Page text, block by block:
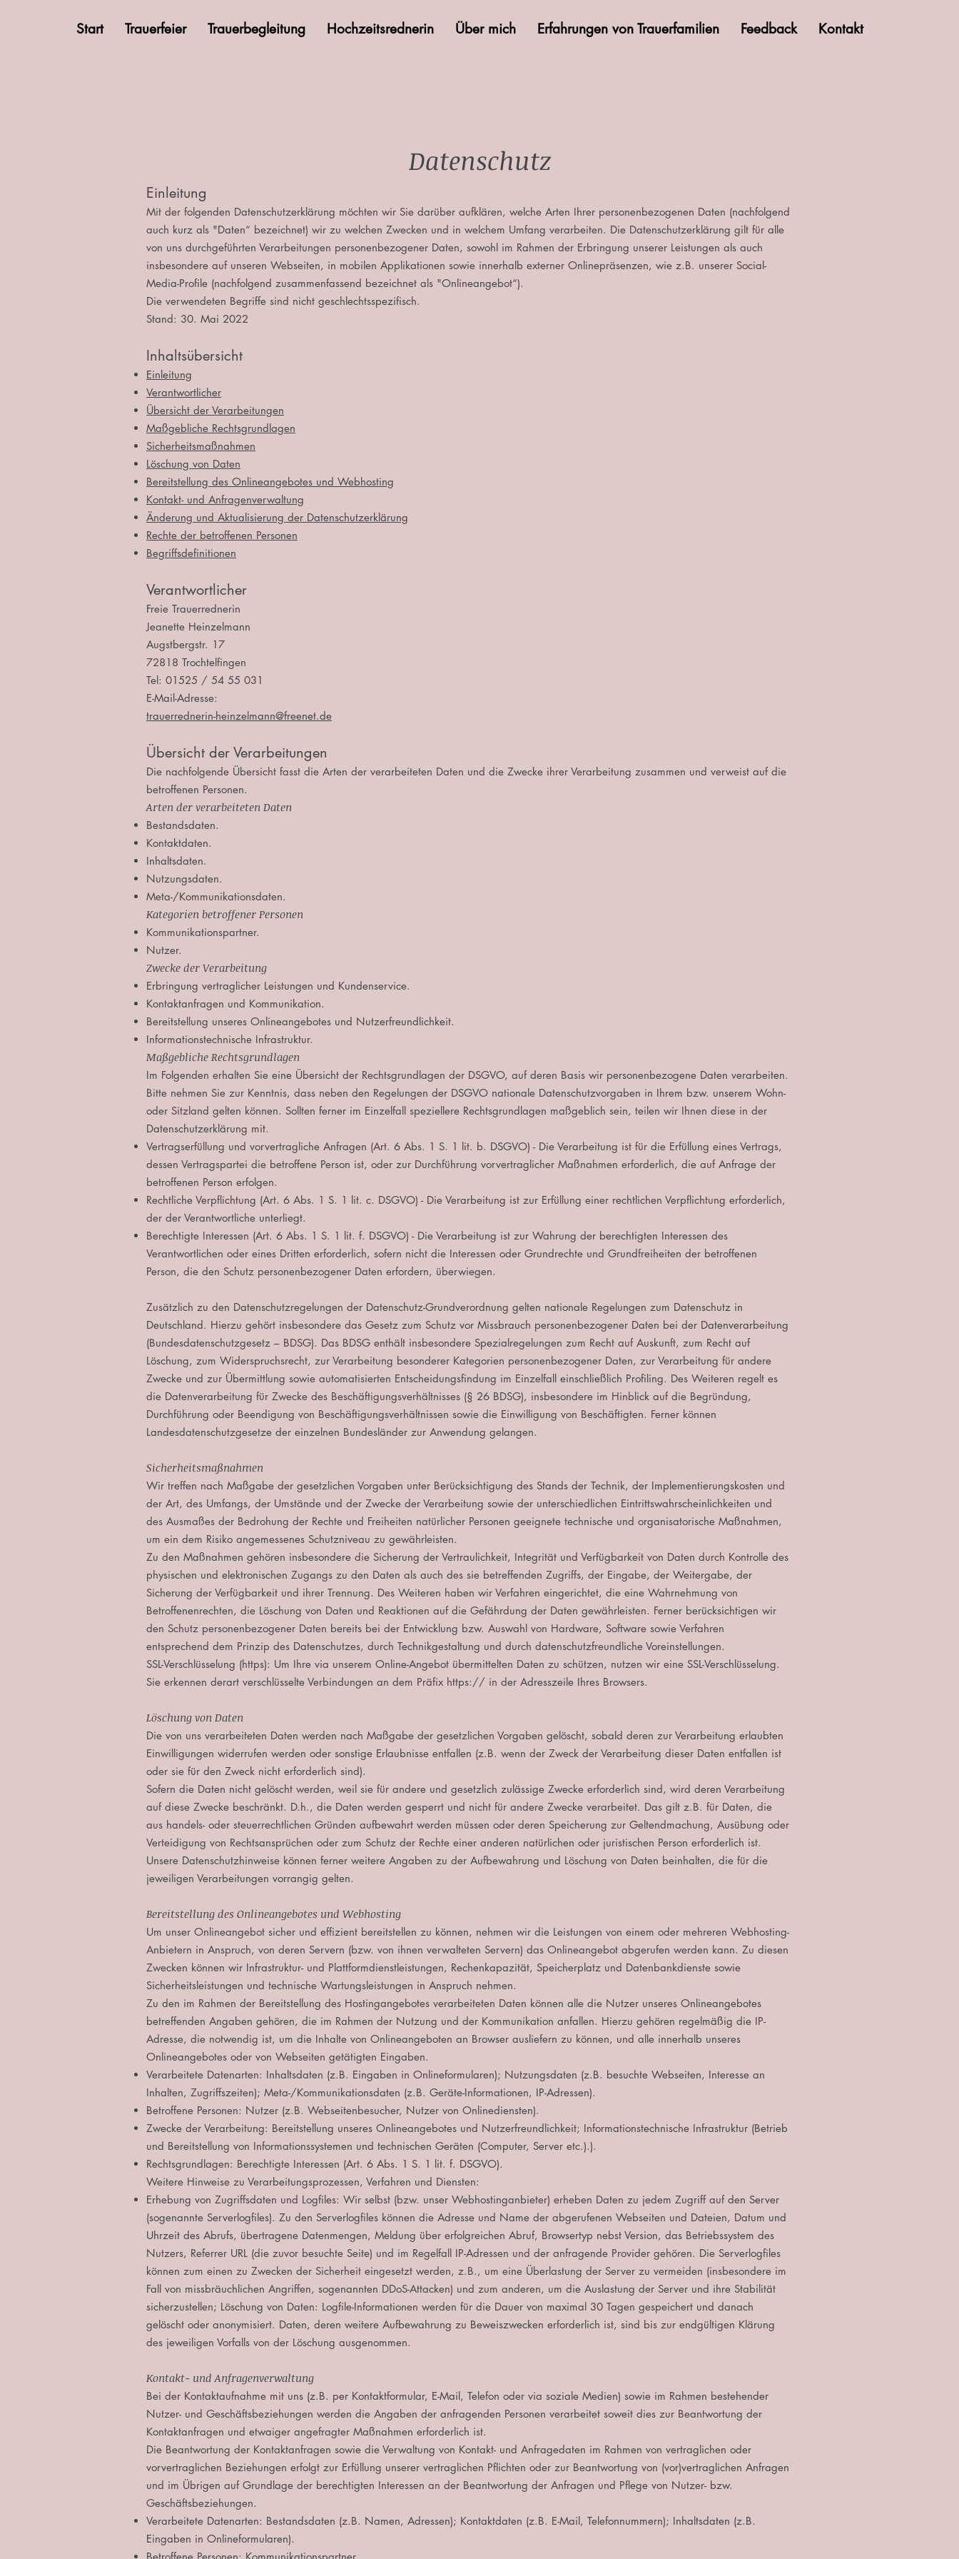
Start Trauerfeier Trauerbegleitung Hochzeitsrednerin Über mich Erfahrungen von Trauerfamilien Feedback Kontakt
Datenschutz
Einleitung
Mit der folgenden Datenschutzerklärung möchten wir Sie darüber aufklären, welche Arten Ihrer personenbezogenen Daten (nachfolgend
auch kurz als "Daten“ bezeichnet) wir zu welchen Zwecken und in welchem Umfang verarbeiten. Die Datenschutzerklärung gilt für alle
von uns durchgeführten Verarbeitungen personenbezogener Daten, sowohl im Rahmen der Erbringung unserer Leistungen als auch
insbesondere auf unseren Webseiten, in mobilen Applikationen sowie innerhalb externer Onlinepräsenzen, wie z.B. unserer Social-
Media-Profile (nachfolgend zusammenfassend bezeichnet als "Onlineangebot“).
Die verwendeten Begriffe sind nicht geschlechtsspezifisch.
Stand: 30. Mai 2022
Inhaltsübersicht
Einleitung
Verantwortlicher
Übersicht der Verarbeitungen
Maßgebliche Rechtsgrundlagen
Sicherheitsmaßnahmen
Löschung von Daten
Bereitstellung des Onlineangebotes und Webhosting
Kontakt- und Anfragenverwaltung
Änderung und Aktualisierung der Datenschutzerklärung
Rechte der betroffenen Personen
Begriffsdefinitionen
Verantwortlicher
Freie Trauerrednerin
Jeanette Heinzelmann
Augstbergstr. 17
72818 Trochtelfingen
Tel: 01525 / 54 55 031
E-Mail-Adresse:
trauerrednerin-heinzelmann@freenet.de
Übersicht der Verarbeitungen
Die nachfolgende Übersicht fasst die Arten der verarbeiteten Daten und die Zwecke ihrer Verarbeitung zusammen und verweist auf die
betroffenen Personen.
Arten der verarbeiteten Daten
Bestandsdaten.
Kontaktdaten.
Inhaltsdaten.
Nutzungsdaten.
Meta-/Kommunikationsdaten.
Kategorien betroffener Personen
Kommunikationspartner.
Nutzer.
Zwecke der Verarbeitung
Erbringung vertraglicher Leistungen und Kundenservice.
Kontaktanfragen und Kommunikation.
Bereitstellung unseres Onlineangebotes und Nutzerfreundlichkeit.
Informationstechnische Infrastruktur.
Maßgebliche Rechtsgrundlagen
Im Folgenden erhalten Sie eine Übersicht der Rechtsgrundlagen der DSGVO, auf deren Basis wir personenbezogene Daten verarbeiten.
Bitte nehmen Sie zur Kenntnis, dass neben den Regelungen der DSGVO nationale Datenschutzvorgaben in Ihrem bzw. unserem Wohn-
oder Sitzland gelten können. Sollten ferner im Einzelfall speziellere Rechtsgrundlagen maßgeblich sein, teilen wir Ihnen diese in der
Datenschutzerklärung mit.
Vertragserfüllung und vorvertragliche Anfragen (Art. 6 Abs. 1 S. 1 lit. b. DSGVO) - Die Verarbeitung ist für die Erfüllung eines Vertrags,
dessen Vertragspartei die betroffene Person ist, oder zur Durchführung vorvertraglicher Maßnahmen erforderlich, die auf Anfrage der
betroffenen Person erfolgen.
Rechtliche Verpflichtung (Art. 6 Abs. 1 S. 1 lit. c. DSGVO) - Die Verarbeitung ist zur Erfüllung einer rechtlichen Verpflichtung erforderlich,
der der Verantwortliche unterliegt.
Berechtigte Interessen (Art. 6 Abs. 1 S. 1 lit. f. DSGVO) - Die Verarbeitung ist zur Wahrung der berechtigten Interessen des
Verantwortlichen oder eines Dritten erforderlich, sofern nicht die Interessen oder Grundrechte und Grundfreiheiten der betroffenen
Person, die den Schutz personenbezogener Daten erfordern, überwiegen.
Zusätzlich zu den Datenschutzregelungen der Datenschutz-Grundverordnung gelten nationale Regelungen zum Datenschutz in
Deutschland. Hierzu gehört insbesondere das Gesetz zum Schutz vor Missbrauch personenbezogener Daten bei der Datenverarbeitung
(Bundesdatenschutzgesetz – BDSG). Das BDSG enthält insbesondere Spezialregelungen zum Recht auf Auskunft, zum Recht auf
Löschung, zum Widerspruchsrecht, zur Verarbeitung besonderer Kategorien personenbezogener Daten, zur Verarbeitung für andere
Zwecke und zur Übermittlung sowie automatisierten Entscheidungsfindung im Einzelfall einschließlich Profiling. Des Weiteren regelt es
die Datenverarbeitung für Zwecke des Beschäftigungsverhältnisses (§ 26 BDSG), insbesondere im Hinblick auf die Begründung,
Durchführung oder Beendigung von Beschäftigungsverhältnissen sowie die Einwilligung von Beschäftigten. Ferner können
Landesdatenschutzgesetze der einzelnen Bundesländer zur Anwendung gelangen.
Sicherheitsmaßnahmen
Wir treffen nach Maßgabe der gesetzlichen Vorgaben unter Berücksichtigung des Stands der Technik, der Implementierungskosten und
der Art, des Umfangs, der Umstände und der Zwecke der Verarbeitung sowie der unterschiedlichen Eintrittswahrscheinlichkeiten und
des Ausmaßes der Bedrohung der Rechte und Freiheiten natürlicher Personen geeignete technische und organisatorische Maßnahmen,
um ein dem Risiko angemessenes Schutzniveau zu gewährleisten.
Zu den Maßnahmen gehören insbesondere die Sicherung der Vertraulichkeit, Integrität und Verfügbarkeit von Daten durch Kontrolle des
physischen und elektronischen Zugangs zu den Daten als auch des sie betreffenden Zugriffs, der Eingabe, der Weitergabe, der
Sicherung der Verfügbarkeit und ihrer Trennung. Des Weiteren haben wir Verfahren eingerichtet, die eine Wahrnehmung von
Betroffenenrechten, die Löschung von Daten und Reaktionen auf die Gefährdung der Daten gewährleisten. Ferner berücksichtigen wir
den Schutz personenbezogener Daten bereits bei der Entwicklung bzw. Auswahl von Hardware, Software sowie Verfahren
entsprechend dem Prinzip des Datenschutzes, durch Technikgestaltung und durch datenschutzfreundliche Voreinstellungen.
SSL-Verschlüsselung (https): Um Ihre via unserem Online-Angebot übermittelten Daten zu schützen, nutzen wir eine SSL-Verschlüsselung.
Sie erkennen derart verschlüsselte Verbindungen an dem Präfix https:// in der Adresszeile Ihres Browsers.
Löschung von Daten
Die von uns verarbeiteten Daten werden nach Maßgabe der gesetzlichen Vorgaben gelöscht, sobald deren zur Verarbeitung erlaubten
Einwilligungen widerrufen werden oder sonstige Erlaubnisse entfallen (z.B. wenn der Zweck der Verarbeitung dieser Daten entfallen ist
oder sie für den Zweck nicht erforderlich sind).
Sofern die Daten nicht gelöscht werden, weil sie für andere und gesetzlich zulässige Zwecke erforderlich sind, wird deren Verarbeitung
auf diese Zwecke beschränkt. D.h., die Daten werden gesperrt und nicht für andere Zwecke verarbeitet. Das gilt z.B. für Daten, die
aus handels- oder steuerrechtlichen Gründen aufbewahrt werden müssen oder deren Speicherung zur Geltendmachung, Ausübung oder
Verteidigung von Rechtsansprüchen oder zum Schutz der Rechte einer anderen natürlichen oder juristischen Person erforderlich ist.
Unsere Datenschutzhinweise können ferner weitere Angaben zu der Aufbewahrung und Löschung von Daten beinhalten, die für die
jeweiligen Verarbeitungen vorrangig gelten.
Bereitstellung des Onlineangebotes und Webhosting
Um unser Onlineangebot sicher und effizient bereitstellen zu können, nehmen wir die Leistungen von einem oder mehreren Webhosting-
Anbietern in Anspruch, von deren Servern (bzw. von ihnen verwalteten Servern) das Onlineangebot abgerufen werden kann. Zu diesen
Zwecken können wir Infrastruktur- und Plattformdienstleistungen, Rechenkapazität, Speicherplatz und Datenbankdienste sowie
Sicherheitsleistungen und technische Wartungsleistungen in Anspruch nehmen.
Zu den im Rahmen der Bereitstellung des Hostingangebotes verarbeiteten Daten können alle die Nutzer unseres Onlineangebotes
betreffenden Angaben gehören, die im Rahmen der Nutzung und der Kommunikation anfallen. Hierzu gehören regelmäßig die IP-
Adresse, die notwendig ist, um die Inhalte von Onlineangeboten an Browser ausliefern zu können, und alle innerhalb unseres
Onlineangebotes oder von Webseiten getätigten Eingaben.
Verarbeitete Datenarten: Inhaltsdaten (z.B. Eingaben in Onlineformularen); Nutzungsdaten (z.B. besuchte Webseiten, Interesse an
Inhalten, Zugriffszeiten); Meta-/Kommunikationsdaten (z.B. Geräte-Informationen, IP-Adressen).
Betroffene Personen: Nutzer (z.B. Webseitenbesucher, Nutzer von Onlinediensten).
Zwecke der Verarbeitung: Bereitstellung unseres Onlineangebotes und Nutzerfreundlichkeit; Informationstechnische Infrastruktur (Betrieb
und Bereitstellung von Informationssystemen und technischen Geräten (Computer, Server etc.).).
Rechtsgrundlagen: Berechtigte Interessen (Art. 6 Abs. 1 S. 1 lit. f. DSGVO).
Weitere Hinweise zu Verarbeitungsprozessen, Verfahren und Diensten:
Erhebung von Zugriffsdaten und Logfiles: Wir selbst (bzw. unser Webhostinganbieter) erheben Daten zu jedem Zugriff auf den Server
(sogenannte Serverlogfiles). Zu den Serverlogfiles können die Adresse und Name der abgerufenen Webseiten und Dateien, Datum und
Uhrzeit des Abrufs, übertragene Datenmengen, Meldung über erfolgreichen Abruf, Browsertyp nebst Version, das Betriebssystem des
Nutzers, Referrer URL (die zuvor besuchte Seite) und im Regelfall IP-Adressen und der anfragende Provider gehören. Die Serverlogfiles
können zum einen zu Zwecken der Sicherheit eingesetzt werden, z.B., um eine Überlastung der Server zu vermeiden (insbesondere im
Fall von missbräuchlichen Angriffen, sogenannten DDoS-Attacken) und zum anderen, um die Auslastung der Server und ihre Stabilität
sicherzustellen; Löschung von Daten: Logfile-Informationen werden für die Dauer von maximal 30 Tagen gespeichert und danach
gelöscht oder anonymisiert. Daten, deren weitere Aufbewahrung zu Beweiszwecken erforderlich ist, sind bis zur endgültigen Klärung
des jeweiligen Vorfalls von der Löschung ausgenommen.
Kontakt- und Anfragenverwaltung
Bei der Kontaktaufnahme mit uns (z.B. per Kontaktformular, E-Mail, Telefon oder via soziale Medien) sowie im Rahmen bestehender
Nutzer- und Geschäftsbeziehungen werden die Angaben der anfragenden Personen verarbeitet soweit dies zur Beantwortung der
Kontaktanfragen und etwaiger angefragter Maßnahmen erforderlich ist.
Die Beantwortung der Kontaktanfragen sowie die Verwaltung von Kontakt- und Anfragedaten im Rahmen von vertraglichen oder
vorvertraglichen Beziehungen erfolgt zur Erfüllung unserer vertraglichen Pflichten oder zur Beantwortung von (vor)vertraglichen Anfragen
und im Übrigen auf Grundlage der berechtigten Interessen an der Beantwortung der Anfragen und Pflege von Nutzer- bzw.
Geschäftsbeziehungen.
Verarbeitete Datenarten: Bestandsdaten (z.B. Namen, Adressen); Kontaktdaten (z.B. E-Mail, Telefonnummern); Inhaltsdaten (z.B.
Eingaben in Onlineformularen).